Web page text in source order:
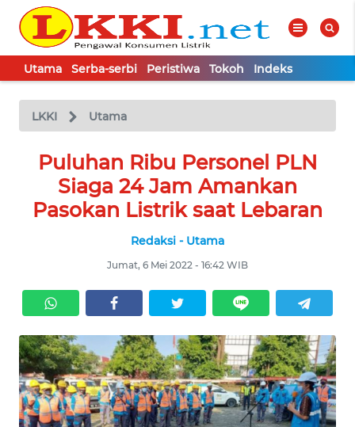
Utama Serba-serbi Peristiwa Tokoh Indeks
LKKI Utama
Puluhan Ribu Personel PLN
Siaga 24 Jam Amankan
Pasokan Listrik saat Lebaran
Redaksi - Utama
Jumat, 6 Mei 2022 - 16:42 WIB
TV
Tutup
UTAMA
SERBA-
SERBI
TOKOH
Informasi
INDEKS
BERITA